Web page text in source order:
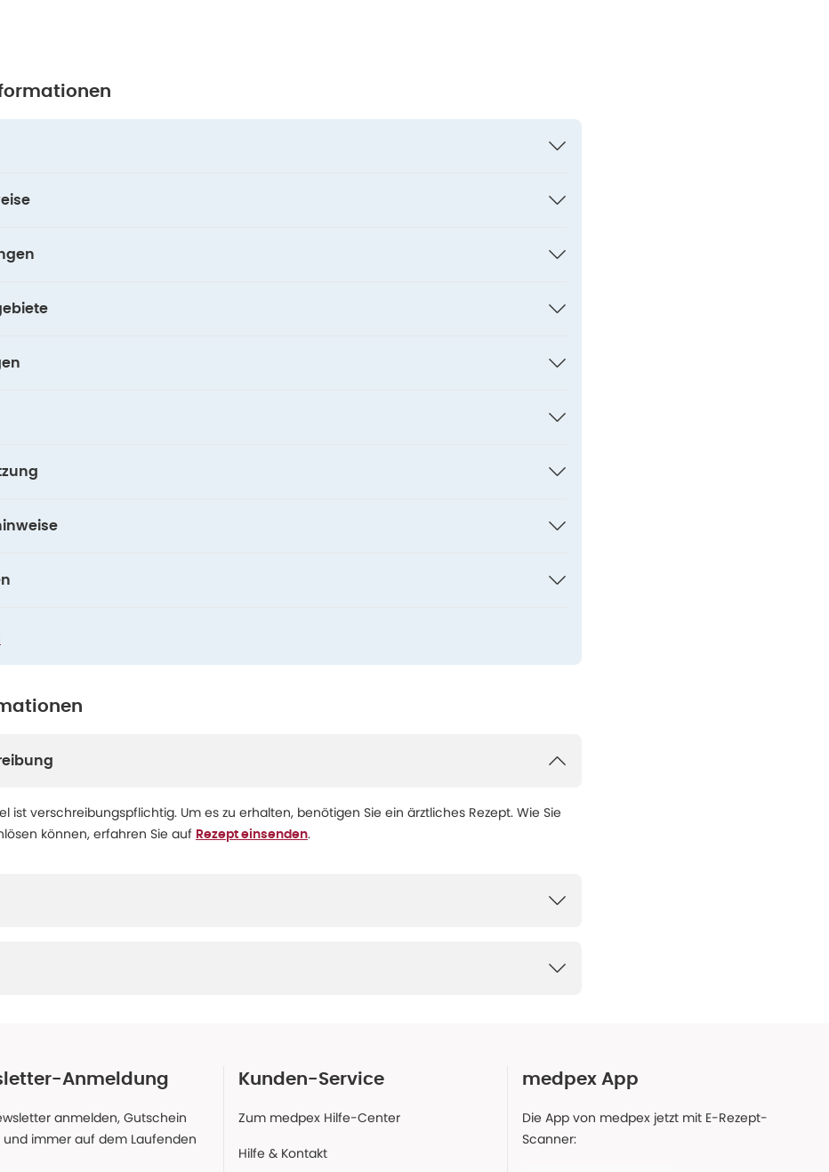
ist verschreibungspflichtig. Um es zu erhalten, benötigen Sie ein ärztliches Rezept. Wie Sie
können, erfahren Sie auf Rezept einsenden.
Anmeldung
anmelden, Gutschein
und immer auf dem Laufenden
Kunden-Service
Zum medpex Hilfe-Center
Hilfe & Kontakt
medpex App
Die App von medpex jetzt mit E-Rezept-
Scanner: